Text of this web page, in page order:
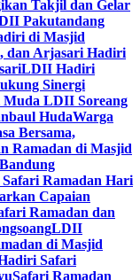
Takjil dan Gelar
Pakutandang
di Masjid
dan Arjasari Hadiri
LDII Hadiri
Sinergi
Muda LDII Soreang
HudaWarga
Bersama,
Ramadan di Masjid
Ramadan Hari
Capaian
Ramadan dan
LDII
di Masjid
Safari
Safari Ramadan